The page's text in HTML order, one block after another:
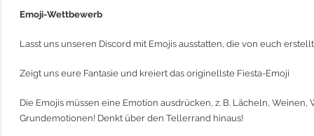
Emoji-Wettbewerb
Lasst uns unseren Discord mit Emojis ausstatten, die von euch
Zeigt uns eure Fantasie und kreiert das originellste Fiesta-Emoji
Die Emojis müssen eine Emotion ausdrücken, z. B. Lächeln,
Grundemotionen! Denkt über den Tellerrand hinaus!